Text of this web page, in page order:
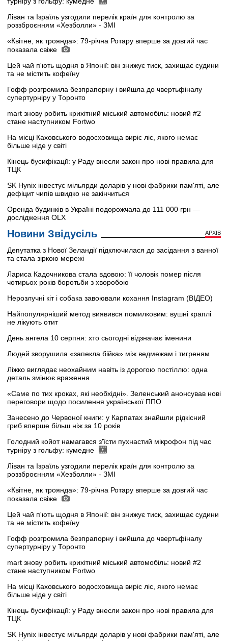
Ліван та Ізраїль узгодили перелік країн для контролю за
роззброєнням «Хезболли» - ЗМІ
«Квітне, як троянда»: 79-річна Ротару вперше за довгий час
показала свіже
Цей чай п'ють щодня в Японії: він знижує тиск, захищає судини
та не містить кофеїну
Гофф розгромила безпрапорну і вийшла до чвертьфіналу
супертурніру у Торонто
mart знову робить крихітний міський автомобіль: новий #2
стане наступником Fortwo
На місці Каховського водосховища виріс ліс, якого немає
більше ніде у світі
Кінець бусифікації: у Раду внесли закон про нові правила для
ТЦК
SK Hynix інвестує мільярди доларів у нові фабрики пам'яті, але
дефіцит чипів швидко не закінчиться
Оренда будинків в Україні подорожчала до 111 000 грн —
дослідження OLX
Новини Звідусіль АРХІВ
Депутатка з Нової Зеландії підключилася до засідання з ванної
та стала зіркою мережі
Лариса Кадочникова стала вдовою: її чоловік помер після
чотирьох років боротьби з хворобою
Нерозлучні кіт і собака завоювали кохання Instagram (ВІДЕО)
Найпопулярніший метод виявився помилковим: вушні краплі
не лікують отит
День ангела 10 серпня: хто сьогодні відзначає іменини
Людей зворушила «запекла бійка» між ведмежам і тигреням
Ліжко виглядає неохайним навіть із дорогою постіллю: одна
деталь змінює враження
«Саме по тих кроках, які необхідні». Зеленський анонсував нові
переговори щодо посилення української ППО
Занесено до Червоної книги: у Карпатах знайшли рідкісний
гриб вперше більш ніж за 10 років
Голодний койот намагався з'їсти пухнастий мікрофон під час
турніру з гольфу: кумедне
Ліван та Ізраїль узгодили перелік країн для контролю за
роззброєнням «Хезболли» - ЗМІ
«Квітне, як троянда»: 79-річна Ротару вперше за довгий час
показала свіже
Цей чай п'ють щодня в Японії: він знижує тиск, захищає судини
та не містить кофеїну
Гофф розгромила безпрапорну і вийшла до чвертьфіналу
супертурніру у Торонто
mart знову робить крихітний міський автомобіль: новий #2
стане наступником Fortwo
На місці Каховського водосховища виріс ліс, якого немає
більше ніде у світі
Кінець бусифікації: у Раду внесли закон про нові правила для
ТЦК
SK Hynix інвестує мільярди доларів у нові фабрики пам'яті, але